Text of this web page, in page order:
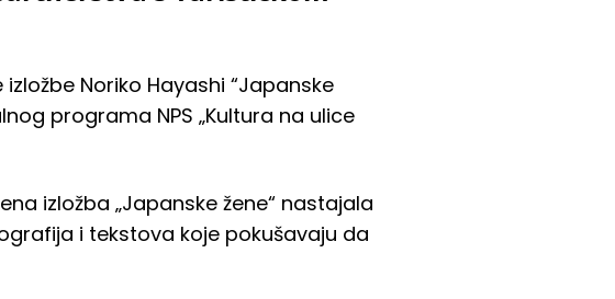
Noriko Hayashi “Japanske
programa NPS „Kultura na ulice
izložba „Japanske žene“ nastajala
i tekstova koje pokušavaju da